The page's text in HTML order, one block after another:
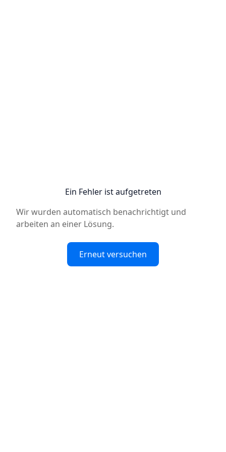
Ein Fehler ist aufgetreten
Wir wurden automatisch benachrichtigt und
arbeiten an einer Lösung.
Erneut versuchen